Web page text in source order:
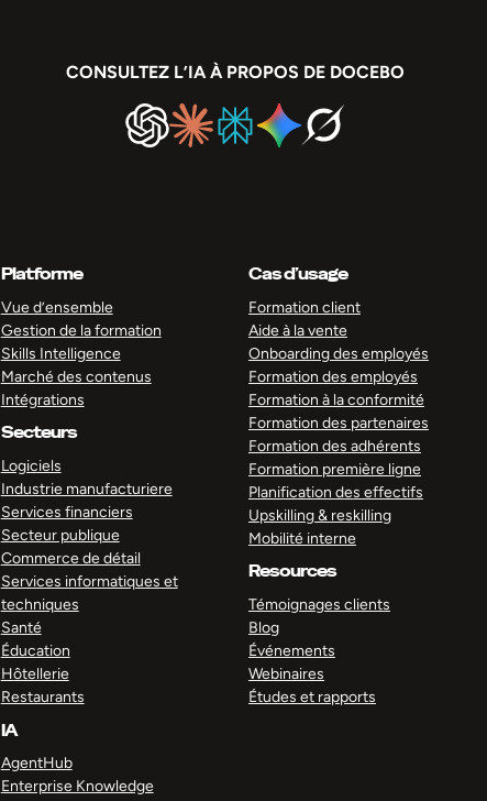
CONSULTEZ L’IA À PROPOS DE DOCEBO
Platforme
Vue d’ensemble
Gestion de la formation
Skills Intelligence
Marché des contenus
Intégrations
Secteurs
Logiciels
Industrie manufacturiere
Services financiers
Secteur publique
Commerce de détail
Services informatiques et
techniques
Santé
Éducation
Hôtellerie
Restaurants
IA
AgentHub
Enterprise Knowledge
Cas d’usage
Formation client
Aide à la vente
Onboarding des employés
Formation des employés
Formation à la conformité
Formation des partenaires
Formation des adhérents
Formation première ligne
Planification des effectifs
Upskilling & reskilling
Mobilité interne
Resources
Témoignages clients
Blog
Événements
Webinaires
Études et rapports